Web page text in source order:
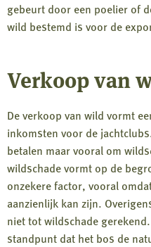
gebeurt door een poelier of
wild bestemd is voor de
Verkoop van
De verkoop van wild vormt
inkomsten voor de
betalen maar vooral om
wildschade vormt op de
onzekere factor, vooral
aanzienlijk kan zijn.
niet tot wildschade
standpunt dat het bos de